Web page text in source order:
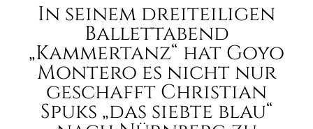
In seinem dreiteiligen
Ballettabend
„Kammertanz“ hat Goyo
Montero es nicht nur
geschafft Christian
Spuks „das siebte blau“